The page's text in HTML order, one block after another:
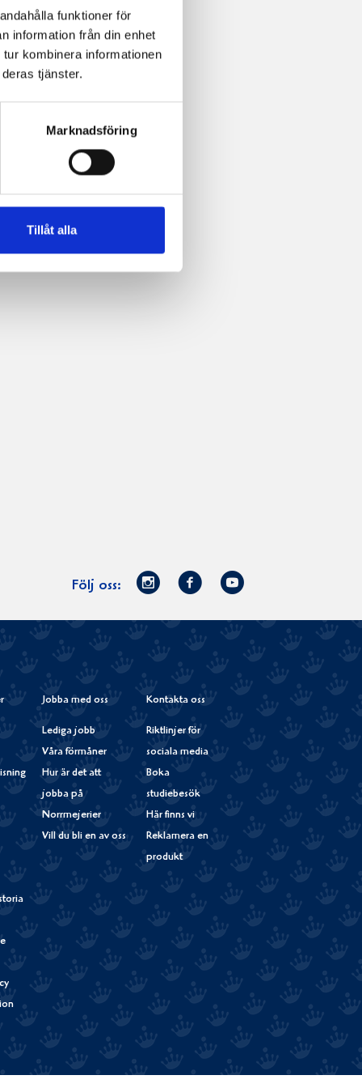
funktioner för
information från din enhet
kombinera informationen
tjänster.
Marknadsföring
Tillåt alla
Följ oss:
Norrmejerier
Instagram
Facebook
Youtube
Jobba med oss
Lediga jobb
Våra förmåner
Hur är det att
jobba på
Norrmejerier
Vill du bli en av oss
Kontakta oss
Riktlinjer för
sociala media
Boka
studiebesök
Här finns vi
Reklamera en
produkt